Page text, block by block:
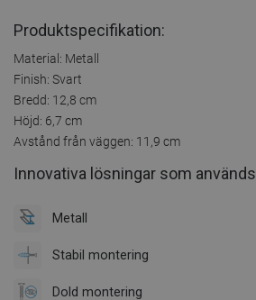
Produktspecifikation:
Material: Metall
Finish: Svart
Bredd: 12,8 cm
Höjd: 6,7 cm
Avstånd från väggen: 11,9 cm
Innovativa lösningar som
Metall
Stabil montering
Dold montering